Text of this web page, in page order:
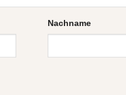
Nachname